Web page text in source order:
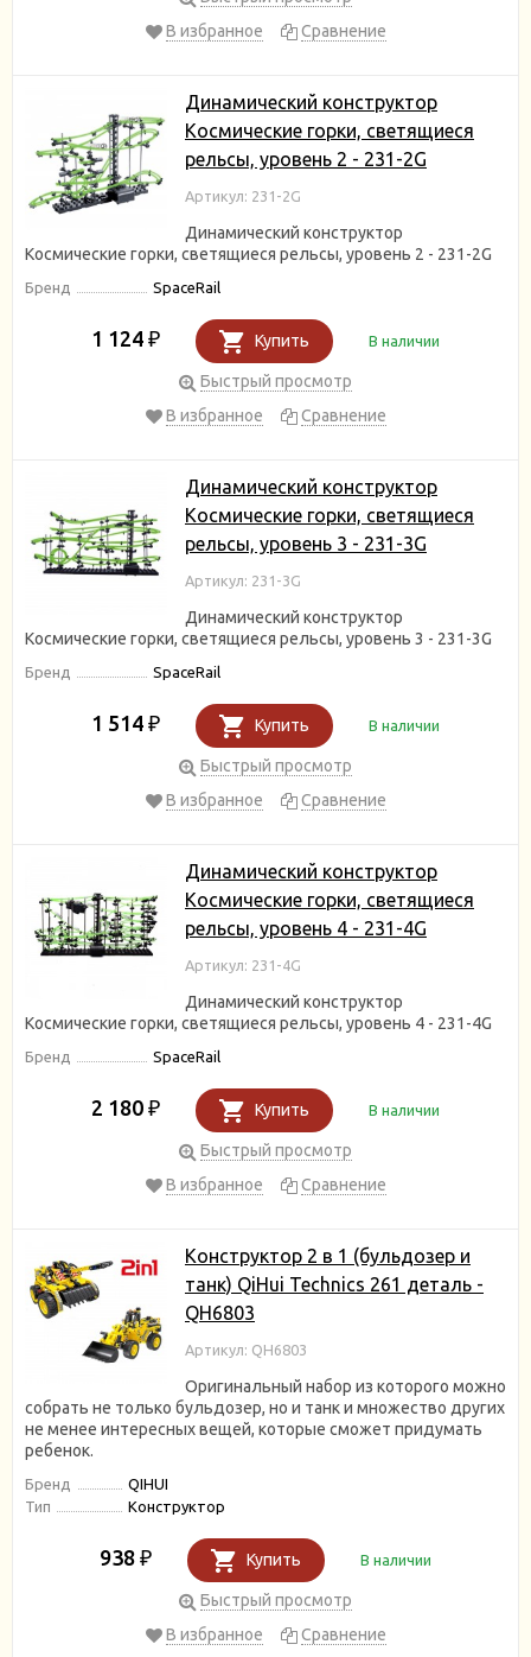
В избранное
Сравнение
Динамический конструктор
Космические горки, светящиеся
рельсы, уровень 2 - 231-2G
Артикул: 231-2G
Динамический конструктор
Космические горки, светящиеся рельсы, уровень 2 - 231-2G
Бренд SpaceRail
1 124 ₽ Купить В наличии
Быстрый просмотр
В избранное
Сравнение
Динамический конструктор
Космические горки, светящиеся
рельсы, уровень 3 - 231-3G
Артикул: 231-3G
Динамический конструктор
Космические горки, светящиеся рельсы, уровень 3 - 231-3G
Бренд SpaceRail
1 514 ₽ Купить В наличии
Быстрый просмотр
В избранное
Сравнение
Динамический конструктор
Космические горки, светящиеся
рельсы, уровень 4 - 231-4G
Артикул: 231-4G
Динамический конструктор
Космические горки, светящиеся рельсы, уровень 4 - 231-4G
Бренд SpaceRail
2 180 ₽ Купить В наличии
Быстрый просмотр
В избранное
Сравнение
Конструктор 2 в 1 (бульдозер и
танк) QiHui Technics 261 деталь -
QH6803
Артикул: QH6803
Оригинальный набор из которого можно
собрать не только бульдозер, но и танк и множество других
не менее интересных вещей, которые сможет придумать
ребенок.
Бренд
QIHUI
Тип
Конструктор
938 ₽ Купить В наличии
Быстрый просмотр
В избранное
Сравнение